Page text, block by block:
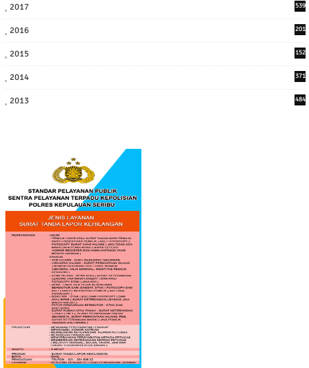
2017
539
2016
201
2015 152
2014 371
2013 484